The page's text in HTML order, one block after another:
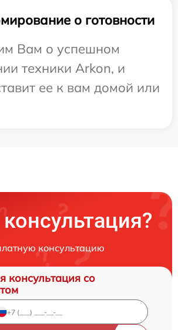
о готовности
Вам о успешном
техники Arkon, и
ее к вам домой или
консультацию
консультация со